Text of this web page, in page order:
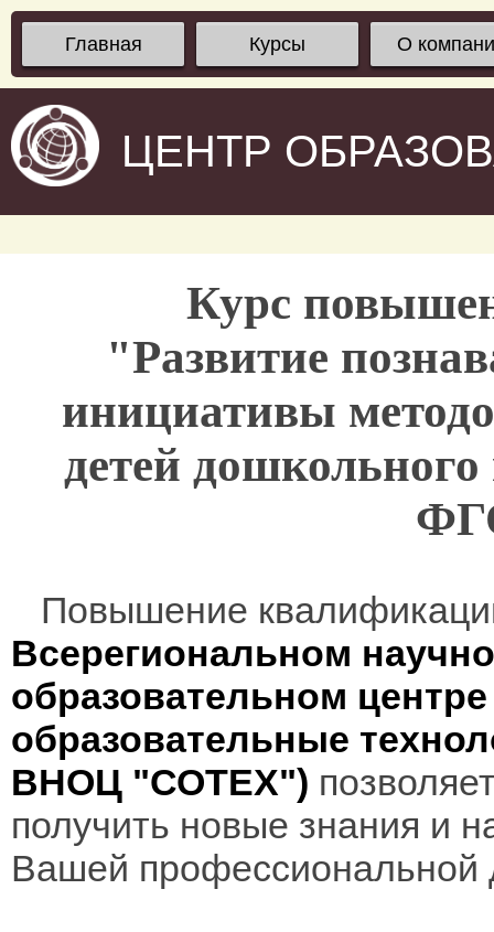
Главная Курсы О
ЦЕНТР
Курс
"Развитие
инициативы
детей дошкольного
Повышение
Всерегиональном
образовательном
образовательные
ВНОЦ "СОТЕХ")
получить новые знания и
Вашей профессиональной